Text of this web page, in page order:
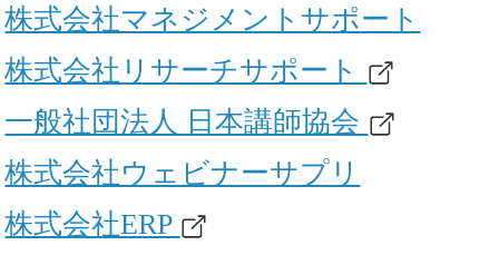
株式会社マネジメントサポート
株式会社リサーチサポート
一般社団法人 日本講師協会
株式会社ウェビナーサプリ
株式会社ERP